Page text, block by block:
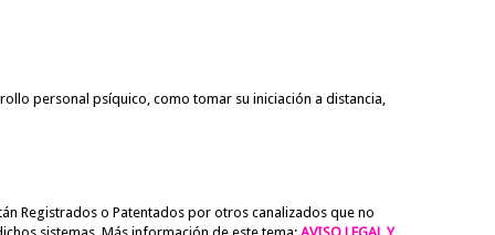
personal psíquico, como tomar su iniciación a distancia,
Registrados o Patentados por otros canalizados que no